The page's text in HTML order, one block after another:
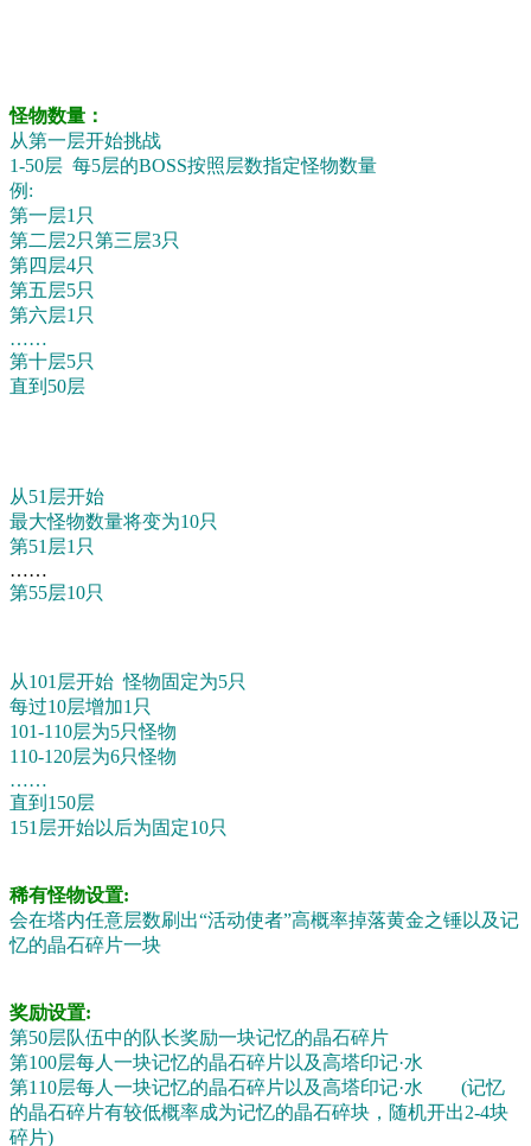
怪物数量：
从第一层开始挑战
1-50层 每5层的BOSS按照层数指定怪物数量
例:
第一层1只
第二层2只第三层3只
第四层4只
第五层5只
第六层1只
……
第十层5只
直到50层
从51层开始
最大怪物数量将变为10只
第51层1只
……
第55层10只
从101层开始 怪物固定为5只
每过10层增加1只
101-110层为5只怪物
110-120层为6只怪物
……
直到150层
151层开始以后为固定10只
稀有怪物设置:
会在塔内任意层数刷出“活动使者”高概率掉落黄金之锤以及记
忆的晶石碎片一块
奖励设置:
第50层队伍中的队长奖励一块记忆的晶石碎片
第100层每人一块记忆的晶石碎片以及高塔印记·水
第110层每人一块记忆的晶石碎片以及高塔印记·水 (记忆
的晶石碎片有较低概率成为记忆的晶石碎块，随机开出2-4块
碎片)